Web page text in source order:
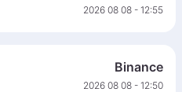
2026 08 08 - 12:55
Binance
2026 08 08 - 12:50